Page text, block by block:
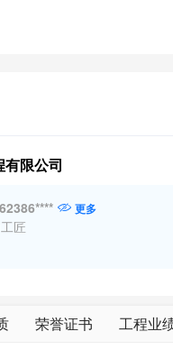
限公司
更多
匠
荣誉证书 工程业